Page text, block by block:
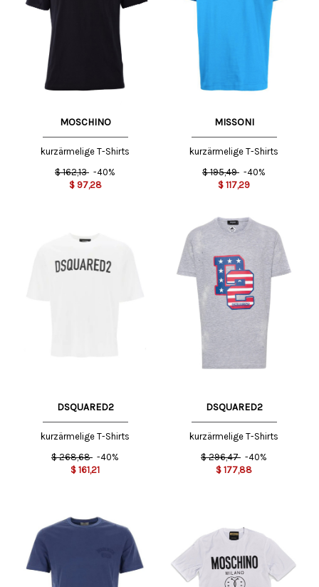
MOSCHINO
kurzärmelige T-Shirts
$ 162,13 -40%
$ 97,28
MISSONI
kurzärmelige T-Shirts
$ 195,49 -40%
$ 117,29
DSQUARED2
kurzärmelige T-Shirts
$ 268,68 -40%
$ 161,21
DSQUARED2
kurzärmelige T-Shirts
$ 296,47 -40%
$ 177,88